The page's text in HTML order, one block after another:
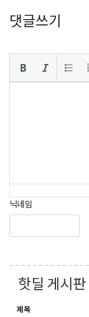
댓글쓰기
닉네임
핫딜 게시판
제목